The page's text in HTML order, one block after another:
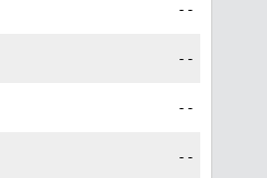
--
--
--
--